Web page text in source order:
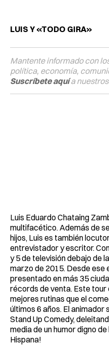
LUIS Y «TODO GIRA»
Mantente informado con
política, economía,
Suscríbete aquía
Luis Eduardo Chataing
multifacético. Además de
hijos, Luis es también
entrevistador y escritor.
y 5 de televisión debajo de
marzo de 2015. Desde ese
presentado en más 35
récords de venta. Este tour
mejores rutinas que el
últimos 6 años. El
Stand Up Comedy,
media de un humor digno
Hispana!